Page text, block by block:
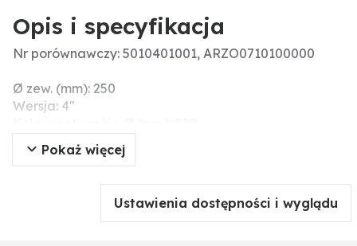
Opis i specyfikacja
Nr porównawczy: 5010401001, ARZO0710100000
Ø zew. (mm): 250
Wersja: 4"
Pokaż więcej
Ustawienia dostępności i wyglądu